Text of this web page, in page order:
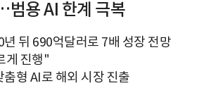
용 AI 한계 극복
뒤 690억달러로 7배 성장 전망
게 진행"
형 AI로 해외 시장 진출